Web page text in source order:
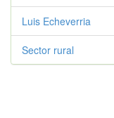
Luis Echeverria
Sector rural